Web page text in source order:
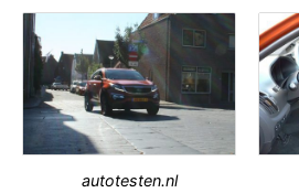
autotesten.nl